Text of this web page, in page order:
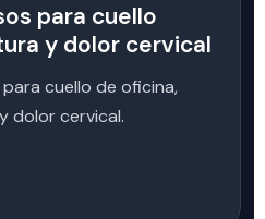
para cuello
y dolor cervical
cuello de oficina,
dolor cervical.